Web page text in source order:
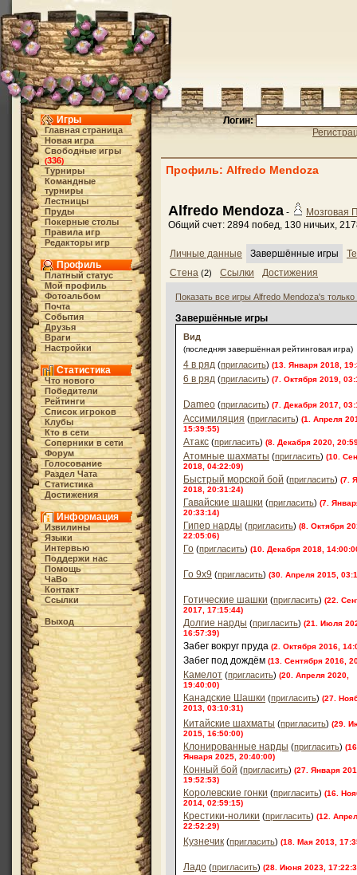
Игры
Главная страница
Новая игра
Свободные игры
(336)
Турниры
Командные
турниры
Лестницы
Пруды
Покерные столы
Правила игр
Редакторы игр
Профиль
Платный статус
Мой профиль
Фотоальбом
Почта
События
Друзья
Враги
Настройки
Статистика
Что нового
Победители
Рейтинги
Список игроков
Клубы
Кто в cети
Соперники в сети
Форум
Голосование
Раздел Чата
Статистика
Достижения
Информация
Извилины
Языки
Интервью
Поддержи нас
Помощь
ЧаВо
Контакт
Ссылки
Выход
Логин:
Профиль: Alfredo Mendoza
Alfredo Mendoza -
Мозговая
Общий счет: 2894 побед, 130 ничьих,
Личные данные Завершённые игры
Стена (2) Ссылки Достижения
Показать все игры Alfredo Mendoza's
Завершённые игры
Вид
(последняя завершённая рейтинговая игра)
4 в ряд (пригласить) (13. Января 2018,
6 в ряд (пригласить) (7. Октября 2019,
Dameo (пригласить) (7. Декабря 2017,
Ассимиляция (пригласить) (1. Апреля
15:39:55)
Атакс (пригласить) (8. Декабря 2020,
Атомные шахматы (пригласить) (10.
2018, 04:22:09)
Быстрый морской бой (пригласить) (7.
2018, 20:31:24)
Гавайские шашки (пригласить) (7.
20:33:14)
Гипер нарды (пригласить) (8. Октября
22:05:06)
Го (пригласить) (10. Декабря 2018,
Го 9х9 (пригласить) (30. Апреля 2015,
Готические шашки (пригласить) (22.
2017, 17:15:44)
Долгие нарды (пригласить) (21. Июля
16:57:39)
Забег вокруг пруда (2. Октября 2016,
Забег под дождём (13. Сентября 2016,
Камелот (пригласить) (20. Апреля 2020,
19:40:00)
Канадские Шашки (пригласить) (27.
2013, 03:10:31)
Китайские шахматы (пригласить) (29.
2015, 16:50:00)
Клонированные нарды (пригласить)
Января 2025, 20:40:00)
Конный бой (пригласить) (27. Января
19:52:53)
Королевские гонки (пригласить) (16.
2014, 02:59:15)
Крестики-нолики (пригласить) (12.
22:52:29)
Кузнечик (пригласить) (18. Мая 2013,
Ладо (пригласить) (28. Июня 2023,